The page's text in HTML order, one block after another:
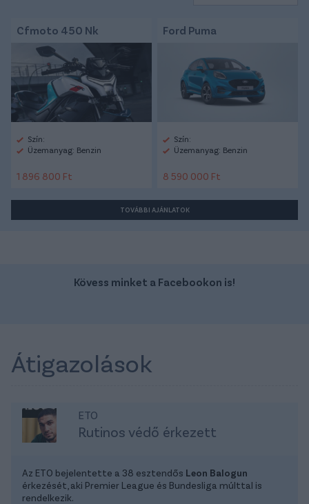
Cfmoto 450 Nk
Szín:
Üzemanyag: Benzin
1 896 800 Ft
Ford Puma
Szín:
Üzemanyag: Benzin
8 590 000 Ft
TOVÁBBI AJÁNLATOK
Kövess minket a Facebookon is!
Átigazolások
ETO
Rutinos védő érkezett
Az ETO bejelentette a 38 esztendős Leon Balogun
érkezését, aki Premier League és Bundesliga múlttal is
rendelkezik.